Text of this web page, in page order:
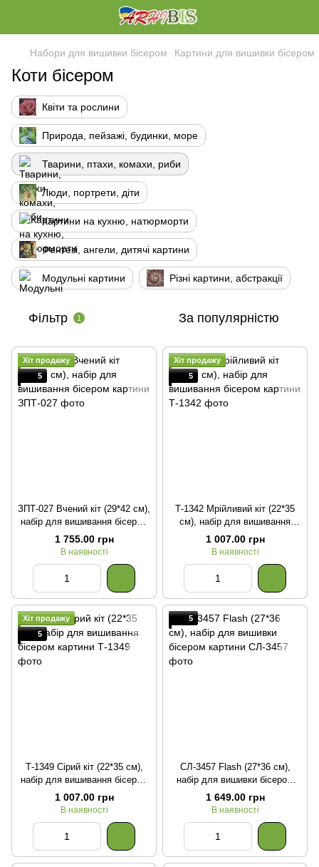
Набори для вишивки бісером Картини для вишивки бісером
Коти бісером
Квіти та рослини
Природа, пейзажі, будинки, море
Тварини, птахи, комахи, риби
Люди, портрети, діти
Картини на кухню, натюрморти
Фентезі, ангели, дитячі картини
Модульні картини Різні картини, абстракції
Фільтр 1 За популярністю
Хіт продажу
5
ЗПТ-027 Вчений кіт (29*42 см),
набір для вишивання бісером
картини
1 755.00 грн
В наявності
Хіт продажу
5
Т-1342 Мрійливий кіт (22*35
см), набір для вишивання
бісером картини
1 007.00 грн
В наявності
Хіт продажу
5
Т-1349 Сірий кіт (22*35 см),
набір для вишивання бісером
картини
1 007.00 грн
В наявності
5
СЛ-3457 Flash (27*36 см),
набір для вишивки бісером
картини
1 649.00 грн
В наявності